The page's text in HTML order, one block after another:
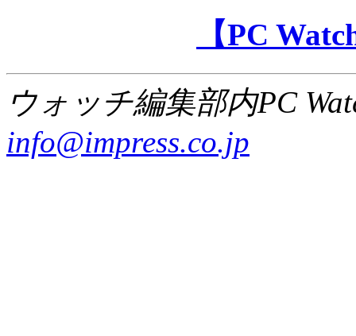
【PC
ウォッチ編集部内PC
info@impress.co.jp